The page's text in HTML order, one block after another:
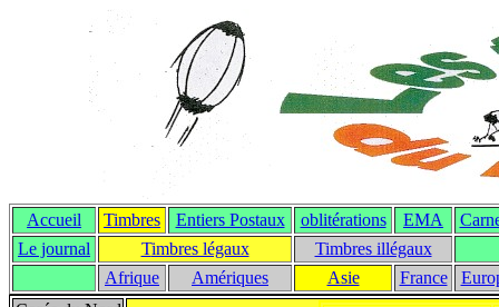
Accueil Timbres Entiers Postaux oblitérations EMA
Le journal
Timbres légaux
Timbres illégaux
Afrique
Amériques Asie France